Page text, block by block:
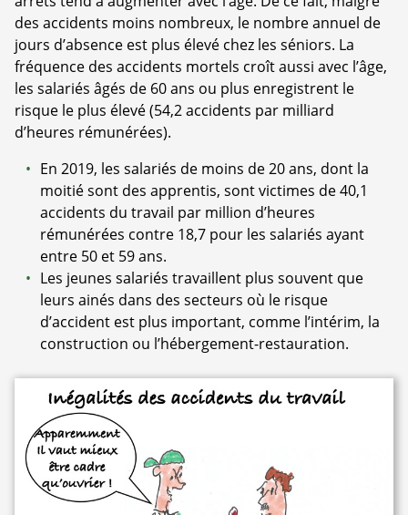
des accidents moins nombreux, le nombre annuel de
jours d’absence est plus élevé chez les séniors. La
fréquence des accidents mortels croît aussi avec l’âge,
les salariés âgés de 60 ans ou plus enregistrent le
risque le plus élevé (54,2 accidents par milliard
d’heures rémunérées).
En 2019, les salariés de moins de 20 ans, dont la
moitié sont des apprentis, sont victimes de 40,1
accidents du travail par million d’heures
rémunérées contre 18,7 pour les salariés ayant
entre 50 et 59 ans.
Les jeunes salariés travaillent plus souvent que
leurs ainés dans des secteurs où le risque
d’accident est plus important, comme l’intérim, la
construction ou l’hébergement-restauration.